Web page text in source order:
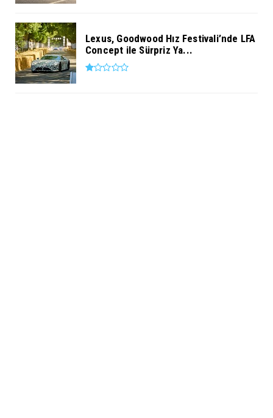
Lexus, Goodwood Hız Festivali’nde LFA
Concept ile Sürpriz Ya...